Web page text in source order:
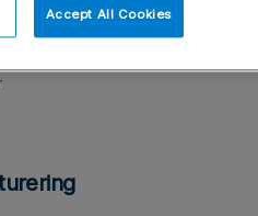
Accept All Cookies